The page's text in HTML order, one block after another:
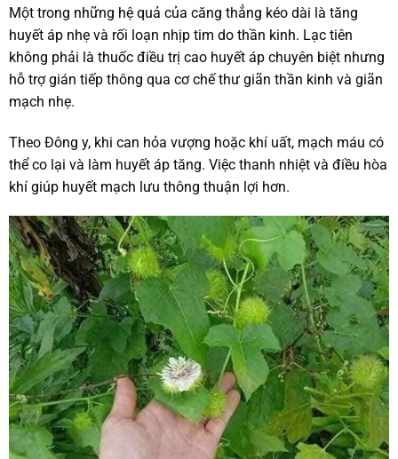
Một trong những hệ quả của căng thẳng kéo dài là tăng
huyết áp nhẹ và rối loạn nhịp tim do thần kinh. Lạc tiên
không phải là thuốc điều trị cao huyết áp chuyên biệt nhưng
hỗ trợ gián tiếp thông qua cơ chế thư giãn thần kinh và giãn
mạch nhẹ.
Theo Đông y, khi can hỏa vượng hoặc khí uất, mạch máu có
thể co lại và làm huyết áp tăng. Việc thanh nhiệt và điều hòa
khí giúp huyết mạch lưu thông thuận lợi hơn.